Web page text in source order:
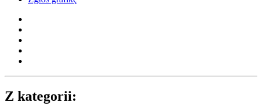
Z kategorii: